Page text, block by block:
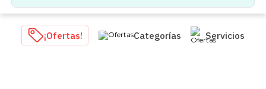
TÉRMINOS MÁS BUSCADOS
1.
tenis mujer
¡Ofertas! Categorías Servicios